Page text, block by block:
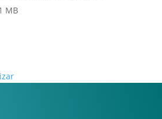
MB